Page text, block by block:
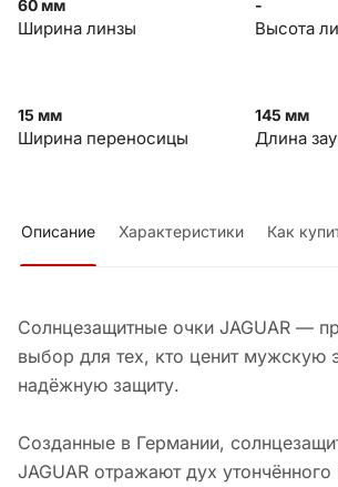
60 мм
Ширина линзы
-
Высота
15 мм
Ширина переносицы
145 мм
Длина
Описание Характеристики Как
Солнцезащитные очки JAGUAR —
выбор для тех, кто ценит мужскую
надёжную защиту.
Созданные в Германии,
JAGUAR отражают дух